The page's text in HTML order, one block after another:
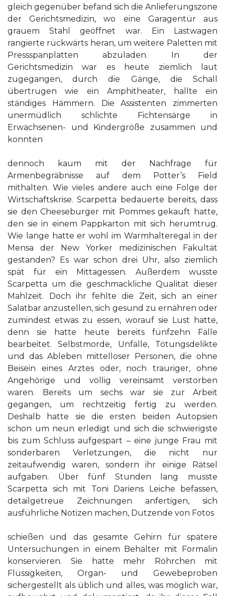
gleich gegenüber befand sich die Anlieferungszone
der Gerichtsmedizin, wo eine Garagentür aus
grauem Stahl geöffnet war. Ein Lastwagen
rangierte rückwärts heran, um weitere Paletten mit
Pressspanplatten abzuladen. In der
Gerichtsmedizin war es heute ziemlich laut
zugegangen, durch die Gänge, die Schall
übertrugen wie ein Amphitheater, hallte ein
ständiges Hämmern. Die Assistenten zimmerten
unermüdlich schlichte Fichtensärge in
Erwachsenen- und Kindergröße zusammen und
konnten
dennoch kaum mit der Nachfrage für
Armenbegräbnisse auf dem Potter’s Field
mithalten. Wie vieles andere auch eine Folge der
Wirtschaftskrise. Scarpetta bedauerte bereits, dass
sie den Cheeseburger mit Pommes gekauft hatte,
den sie in einem Pappkarton mit sich herumtrug.
Wie lange hatte er wohl im Warmhalteregal in der
Mensa der New Yorker medizinischen Fakultät
gestanden? Es war schon drei Uhr, also ziemlich
spät für ein Mittagessen. Außerdem wusste
Scarpetta um die geschmackliche Qualität dieser
Mahlzeit. Doch ihr fehlte die Zeit, sich an einer
Salatbar anzustellen, sich gesund zu ernähren oder
zumindest etwas zu essen, worauf sie Lust hatte,
denn sie hatte heute bereits fünfzehn Fälle
bearbeitet. Selbstmorde, Unfälle, Tötungsdelikte
und das Ableben mittelloser Personen, die ohne
Beisein eines Arztes oder, noch trauriger, ohne
Angehörige und völlig vereinsamt verstorben
waren. Bereits um sechs war sie zur Arbeit
gegangen, um rechtzeitig fertig zu werden.
Deshalb hatte sie die ersten beiden Autopsien
schon um neun erledigt und sich die schwierigste
bis zum Schluss aufgespart – eine junge Frau mit
sonderbaren Verletzungen, die nicht nur
zeitaufwendig waren, sondern ihr einige Rätsel
aufgaben. Über fünf Stunden lang musste
Scarpetta sich mit Toni Dariens Leiche befassen,
detailgetreue Zeichnungen anfertigen, sich
ausführliche Notizen machen, Dutzende von Fotos
schießen und das gesamte Gehirn für spätere
Untersuchungen in einem Behälter mit Formalin
konservieren. Sie hatte mehr Röhrchen mit
Flüssigkeiten, Organ- und Gewebeproben
sichergestellt als üblich und alles, was möglich war,